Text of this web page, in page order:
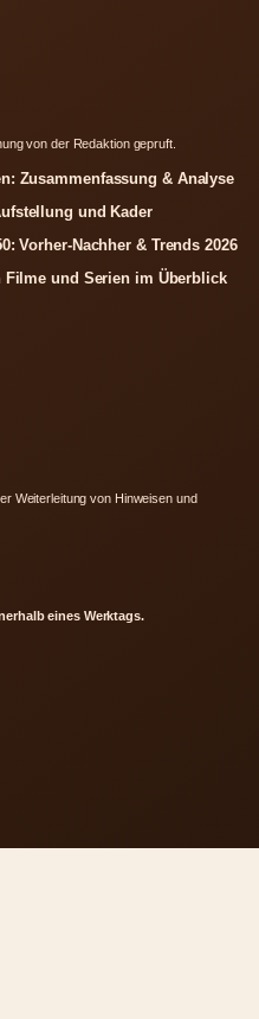
von der Redaktion gepruft.
Zusammenfassung & Analyse
und Kader
Vorher-Nachher & Trends 2026
und Serien im Überblick
Weiterleitung von Hinweisen und
eines Werktags.